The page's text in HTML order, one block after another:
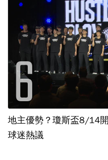
地主優勢？瓊斯盃8/14
球迷熱議